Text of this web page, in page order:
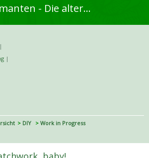
Nähkromanten - Die alternative Näh- und DIY-Community
|
|
DIY
Work in Progress